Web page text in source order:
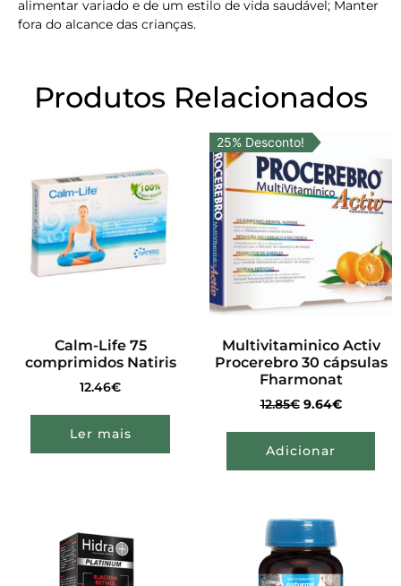
alimentar variado e de um estilo de vida saudável; Manter
fora do alcance das crianças.
Produtos Relacionados
Calm-Life 75
comprimidos Natiris
12.46€
Ler mais
25% Desconto!
Multivitaminico Activ
Procerebro 30 cápsulas
Fharmonat
12.85€ 9.64€
Adicionar